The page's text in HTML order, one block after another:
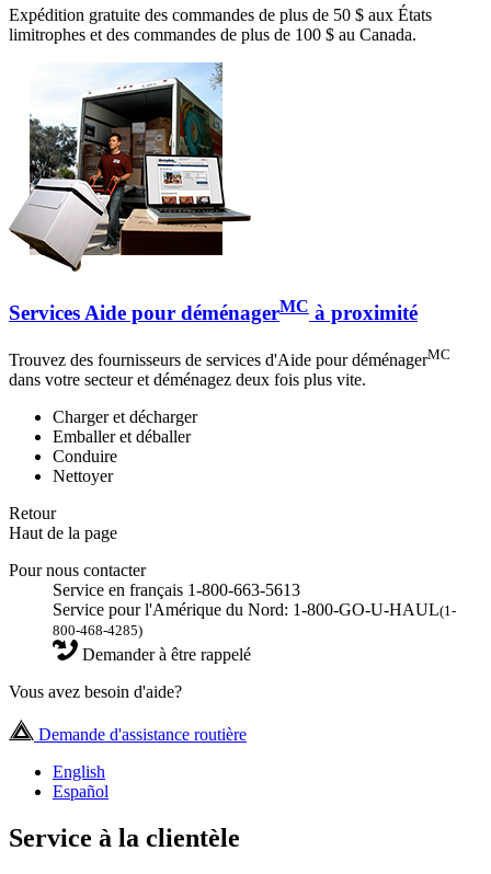
Expédition gratuite des commandes de plus de 50 $ aux États
limitrophes et des commandes de plus de 100 $ au Canada.
Services Aide pour déménagerMC à proximité
Trouvez des fournisseurs de services d'Aide pour déménagerMC
dans votre secteur et déménagez deux fois plus vite.
Charger et décharger
Emballer et déballer
Conduire
Nettoyer
Retour
Haut de la page
Pour nous contacter
Service en français 1-800-663-5613
Service pour l'Amérique du Nord: 1-800-GO-U-HAUL(1-
800-468-4285)
Demander à être rappelé
Vous avez besoin d'aide?
Demande d'assistance routière
English
Español
Service à la clientèle